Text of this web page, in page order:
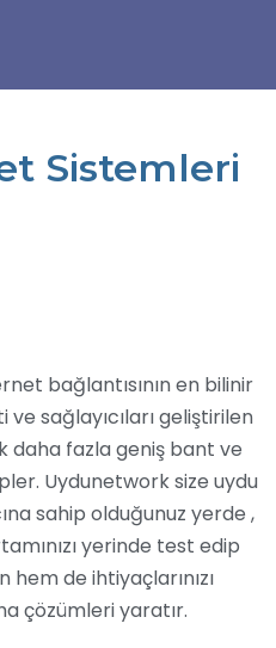
Sistemleri
bağlantısının en bilinir
sağlayıcıları geliştirilen
daha fazla geniş bant ve
Uydunetwork size uydu
sahip olduğunuz yerde ,
yerinde test edip
hem de ihtiyaçlarınızı
çözümleri yaratır.